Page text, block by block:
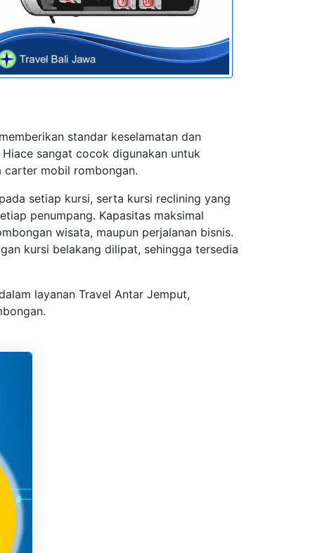
standar keselamatan dan
sangat cocok digunakan untuk
carter mobil rombongan.
setiap kursi, serta kursi reclining yang
penumpang. Kapasitas maksimal
wisata, maupun perjalanan bisnis.
kursi belakang dilipat, sehingga tersedia
layanan Travel Antar Jemput,